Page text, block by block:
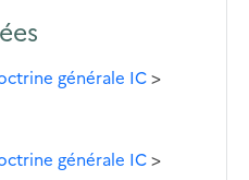
générale IC>
générale IC>